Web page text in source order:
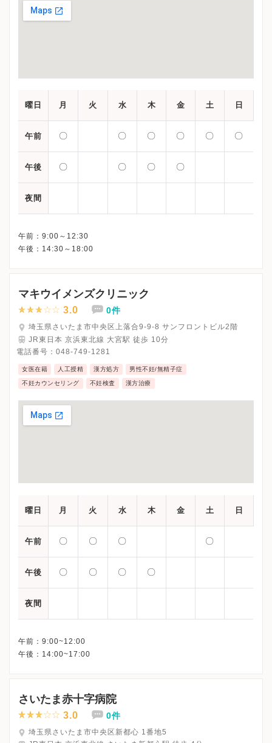
曜日 月 火 水 木 金 土 日
午前 〇 〇 〇 〇 〇 〇
午後 〇 〇 〇 〇
夜間
午前：9:00～12:30
マキウイメンズクリニック
3.0 0件
埼玉県さいたま市中央区上落合9-9-8 サンフロントビル2階
JR東日本 京浜東北線 大宮駅 徒歩 10分
電話番号： 048-749-1281
女医在籍 人工授精 漢方処方 男性不妊/無精子症
不妊カウンセリング 不妊検査 漢方治療
曜日 月 火 水 木 金 土 日
午前 〇 〇 〇 〇
午後 〇 〇 〇 〇
夜間
午前：9:00~12:00
さいたま赤十字病院
3.0 0件
埼玉県さいたま市中央区新都心 1番地5